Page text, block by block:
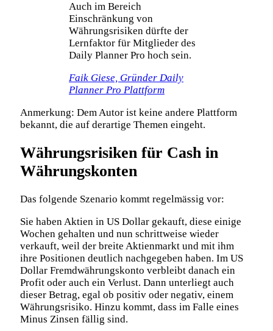
Auch im Bereich
Einschränkung von
Währungsrisiken dürfte der
Lernfaktor für Mitglieder des
Daily Planner Pro hoch sein.
Faik Giese, Gründer Daily
Planner Pro Plattform
Anmerkung: Dem Autor ist keine andere Plattform
bekannt, die auf derartige Themen eingeht.
Währungsrisiken für Cash in
Währungskonten
Das folgende Szenario kommt regelmässig vor:
Sie haben Aktien in US Dollar gekauft, diese einige
Wochen gehalten und nun schrittweise wieder
verkauft, weil der breite Aktienmarkt und mit ihm
ihre Positionen deutlich nachgegeben haben. Im US
Dollar Fremdwährungskonto verbleibt danach ein
Profit oder auch ein Verlust. Dann unterliegt auch
dieser Betrag, egal ob positiv oder negativ, einem
Währungsrisiko. Hinzu kommt, dass im Falle eines
Minus Zinsen fällig sind.